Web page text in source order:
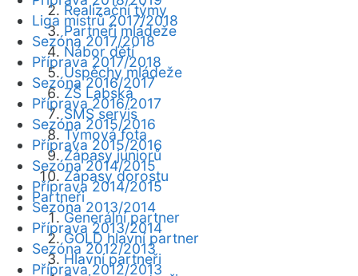
Realizační týmy
Partneři mládeže
Nábor dětí
Úspěchy mládeže
ZŠ Labská
SMS servis
Týmová fota
Zápasy juniorů
Zápasy dorostu
Partneři
Generální partner
GOLD hlavní partner
Hlavní partneři
Liga mistrů 2017/2018
Sezóna 2017/2018
Příprava 2017/2018
Sezóna 2016/2017
Příprava 2016/2017
Sezóna 2015/2016
Příprava 2015/2016
Sezóna 2014/2015
Příprava 2014/2015
Sezóna 2013/2014
Příprava 2013/2014
Sezóna 2012/2013
Příprava 2012/2013